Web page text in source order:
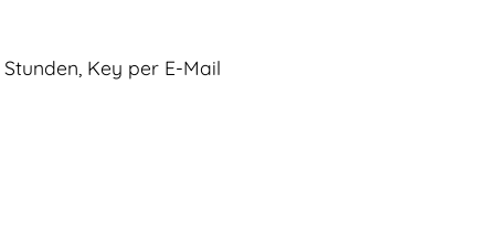
Key per E-Mail